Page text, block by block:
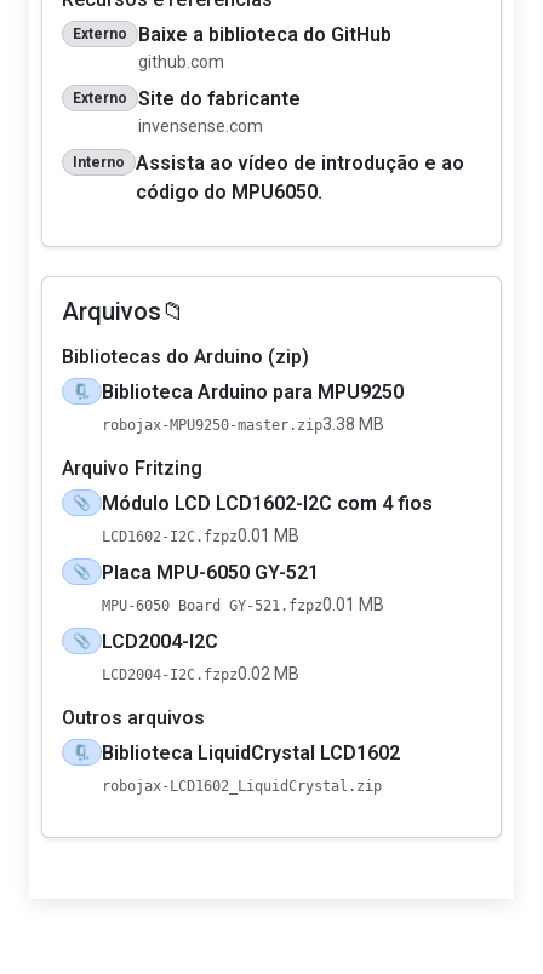
Externo Baixe a biblioteca do GitHub
github.com
Externo Site do fabricante
invensense.com
Interno
Assista ao vídeo de introdução e ao
código do MPU6050.
Arquivos📁
Bibliotecas do Arduino (zip)
🗜️ Biblioteca Arduino para MPU9250
robojax-MPU9250-master.zip3.38 MB
Arquivo Fritzing
📎 Módulo LCD LCD1602-I2C com 4 fios
LCD1602-I2C.fzpz0.01 MB
📎 Placa MPU-6050 GY-521
MPU-6050 Board GY-521.fzpz0.01 MB
📎 LCD2004-I2C
LCD2004-I2C.fzpz0.02 MB
Outros arquivos
🗜️ Biblioteca LiquidCrystal LCD1602
robojax-LCD1602_LiquidCrystal.zip